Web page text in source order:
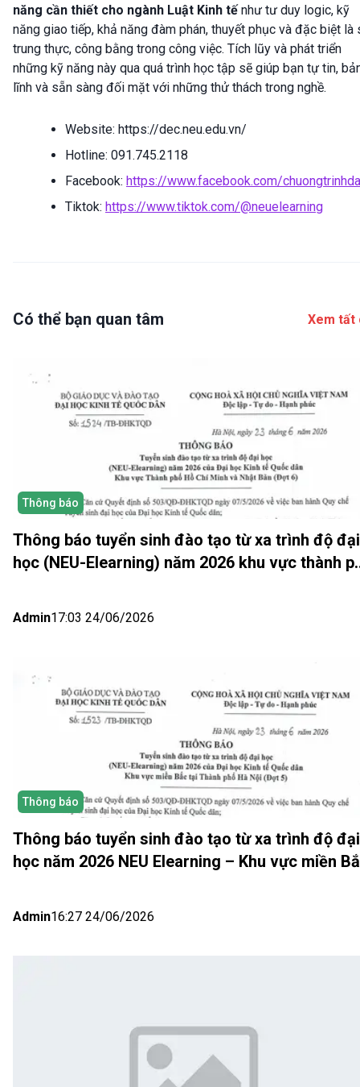
năng cần thiết cho ngành Luật Kinh tế như tư duy logic, kỹ
năng giao tiếp, khả năng đàm phán, thuyết phục và đặc biệt là
trung thực, công bằng trong công việc. Tích lũy và phát triển
những kỹ năng này qua quá trình học tập sẽ giúp bạn tự tin,
lĩnh và sẵn sàng đối mặt với những thử thách trong nghề.
Website: https://dec.neu.edu.vn/
Hotline: 091.745.2118
Facebook: https://www.facebook.com/
Tiktok: https://www.tiktok.com/@neuelearning
Có thể bạn quan tâm Xem tất
Thông báo
Thông báo tuyển sinh đào tạo từ xa trình độ đại
học (NEU-Elearning) năm 2026 khu vực thành
Admin17:03 24/06/2026
Thông báo
Thông báo tuyển sinh đào tạo từ xa trình độ đại
học năm 2026 NEU Elearning – Khu vực miền
Admin16:27 24/06/2026